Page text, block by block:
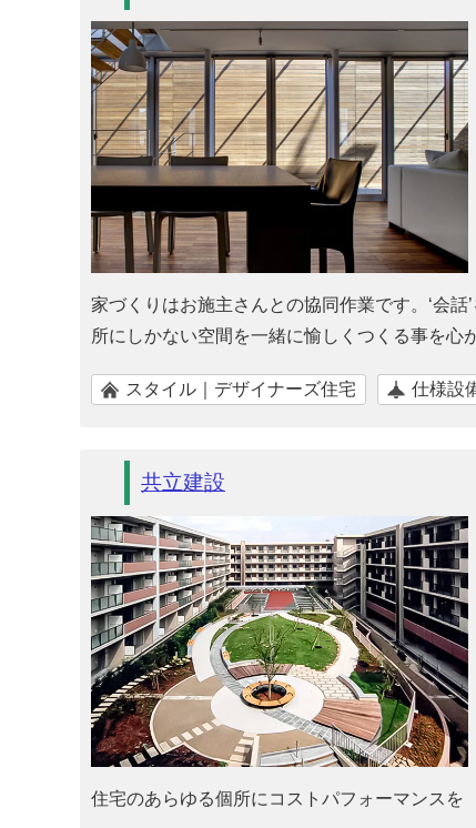
家づくりはお施主さんとの協同作業です。‘会
所にしかない空間を一緒に愉しくつくる事を心
スタイル｜デザイナーズ住宅 仕様設
共立建設
住宅のあらゆる個所にコストパフォーマンスを